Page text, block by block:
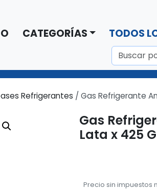
CATEGORÍAS TODOS
Refrigerantes / Gas Refrigerante
Gas
Lata x 425
Precio sin impuestos